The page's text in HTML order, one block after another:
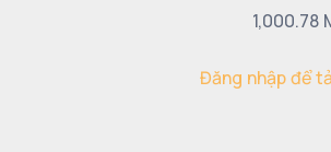
1,000.78
Đăng nhập để